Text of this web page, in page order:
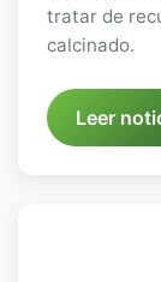
tratar de
calcinado.
Leer